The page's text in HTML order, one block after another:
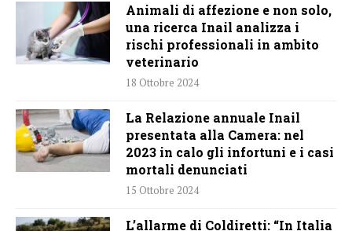
Animali di affezione e non solo,
una ricerca Inail analizza i
rischi professionali in ambito
veterinario
18 Ottobre 2024
La Relazione annuale Inail
presentata alla Camera: nel
2023 in calo gli infortuni e i casi
mortali denunciati
15 Ottobre 2024
L’allarme di Coldiretti: “In Italia